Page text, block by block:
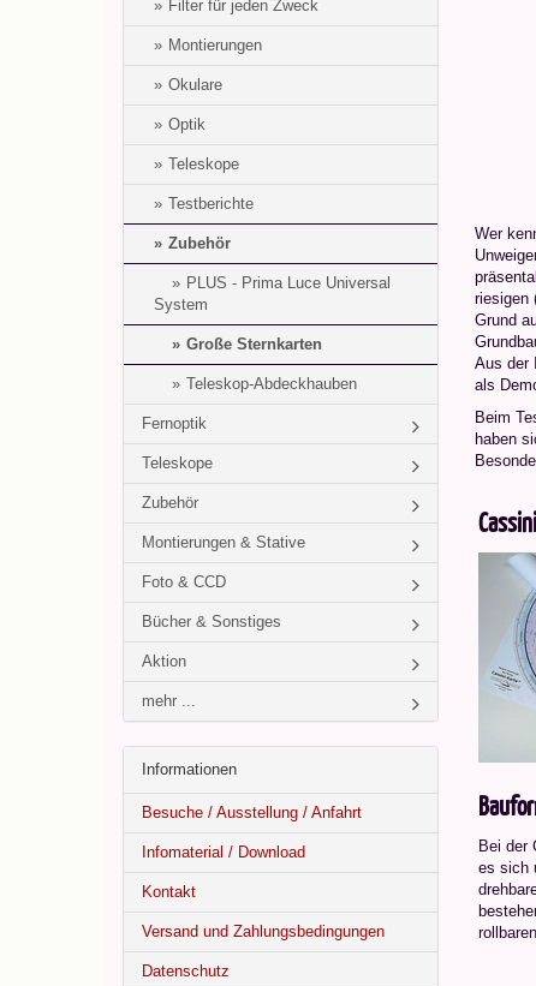
Filter für jeden Zweck
Montierungen
Okulare
Optik
Teleskope
Testberichte
Zubehör
PLUS - Prima Luce Universal
System
Große Sternkarten
Teleskop-Abdeckhauben
Fernoptik
Teleskope
Zubehör
Montierungen & Stative
Foto & CCD
Bücher & Sonstiges
Aktion
mehr ...
Informationen
Besuche / Ausstellung / Anfahrt
Infomaterial / Download
Kontakt
Versand und Zahlungsbedingungen
Datenschutz
Wer
riesigen
Grund
Aus der
als
Beim
haben
Cassini
Bei der
es sich